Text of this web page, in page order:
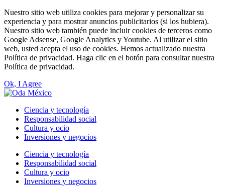
Nuestro sitio web utiliza cookies para mejorar y personalizar su
experiencia y para mostrar anuncios publicitarios (si los hubiera).
Nuestro sitio web también puede incluir cookies de terceros como
Google Adsense, Google Analytics y Youtube. Al utilizar el sitio
web, usted acepta el uso de cookies. Hemos actualizado nuestra
Política de privacidad. Haga clic en el botón para consultar nuestra
Política de privacidad.
Ok, I Agree
Ciencia y tecnología
Responsabilidad social
Cultura y ocio
Inversiones y negocios
Ciencia y tecnología
Responsabilidad social
Cultura y ocio
Inversiones y negocios